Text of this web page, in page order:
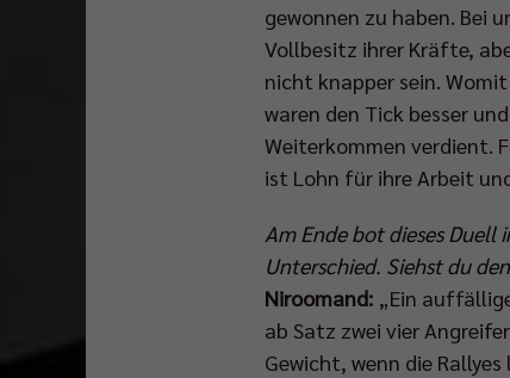
gewonnen zu haben. Bei
Vollbesitz ihrer Kräfte,
nicht knapper sein.
waren den Tick besser
Weiterkommen verdient.
ist Lohn für ihre Arbeit
Am Ende bot dieses Duell
Unterschied. Siehst du
Niroomand: „Ein
ab Satz zwei vier
Gewicht, wenn die